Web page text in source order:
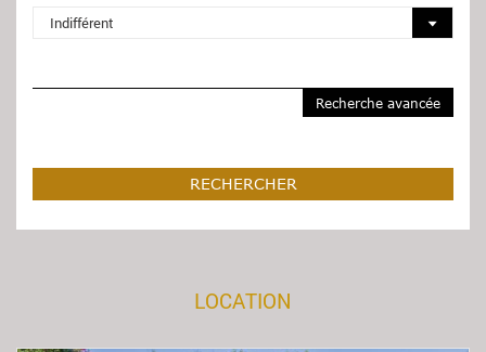
Recherche avancée
LOCATION